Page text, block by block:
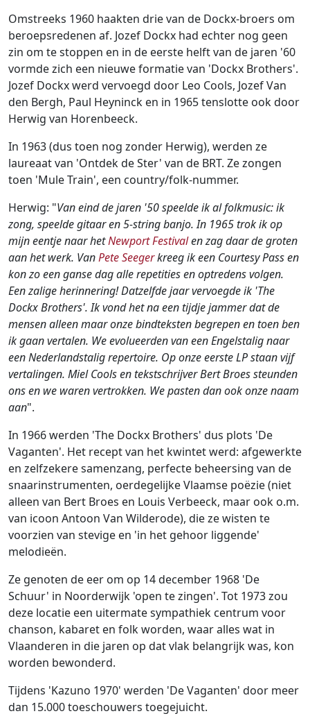
Omstreeks 1960 haakten drie van de Dockx-broers om
beroepsredenen af. Jozef Dockx had echter nog geen
zin om te stoppen en in de eerste helft van de jaren '60
vormde zich een nieuwe formatie van 'Dockx Brothers'.
Jozef Dockx werd vervoegd door Leo Cools, Jozef Van
den Bergh, Paul Heyninck en in 1965 tenslotte ook door
Herwig van Horenbeeck.
In 1963 (dus toen nog zonder Herwig), werden ze
laureaat van 'Ontdek de Ster' van de BRT. Ze zongen
toen 'Mule Train', een country/folk-nummer.
Herwig: "Van eind de jaren '50 speelde ik al folkmusic: ik
zong, speelde gitaar en 5-string banjo. In 1965 trok ik op
mijn eentje naar hetNewport Festivalen zag daar de groten
aan het werk. VanPete Seegerkreeg ik een Courtesy Pass en
kon zo een ganse dag alle repetities en optredens volgen.
Een zalige herinnering! Datzelfde jaar vervoegde ik 'The
Dockx Brothers'. Ik vond het na een tijdje jammer dat de
mensen alleen maar onze bindteksten begrepen en toen ben
ik gaan vertalen. We evolueerden van een Engelstalig naar
een Nederlandstalig repertoire. Op onze eerste LP staan vijf
vertalingen. Miel Cools en tekstschrijver Bert Broes steunden
ons en we waren vertrokken. We pasten dan ook onze naam
aan".
In 1966 werden 'The Dockx Brothers' dus plots 'De
Vaganten'. Het recept van het kwintet werd: afgewerkte
en zelfzekere samenzang, perfecte beheersing van de
snaarinstrumenten, oerdegelijke Vlaamse poëzie (niet
alleen van Bert Broes en Louis Verbeeck, maar ook o.m.
van icoon Antoon Van Wilderode), die ze wisten te
voorzien van stevige en 'in het gehoor liggende'
melodieën.
Ze genoten de eer om op 14 december 1968 'De
Schuur' in Noorderwijk 'open te zingen'. Tot 1973 zou
deze locatie een uitermate sympathiek centrum voor
chanson, kabaret en folk worden, waar alles wat in
Vlaanderen in die jaren op dat vlak belangrijk was, kon
worden bewonderd.
Tijdens 'Kazuno 1970' werden 'De Vaganten' door meer
dan 15.000 toeschouwers toegejuicht.